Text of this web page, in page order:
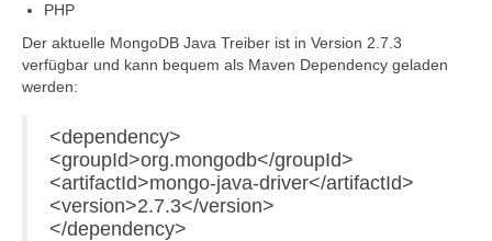
PHP
Der aktuelle MongoDB Java Treiber ist in Version 2.7.3
verfügbar und kann bequem als Maven Dependency geladen
werden:
<dependency>
<groupId>org.mongodb</groupId>
<artifactId>mongo-java-driver</artifactId>
<version>2.7.3</version>
</dependency>